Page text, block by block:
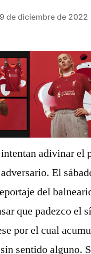
de diciembre de 2022
adivinar el
El
del
que padezco el
por el cual
sentido alguno.